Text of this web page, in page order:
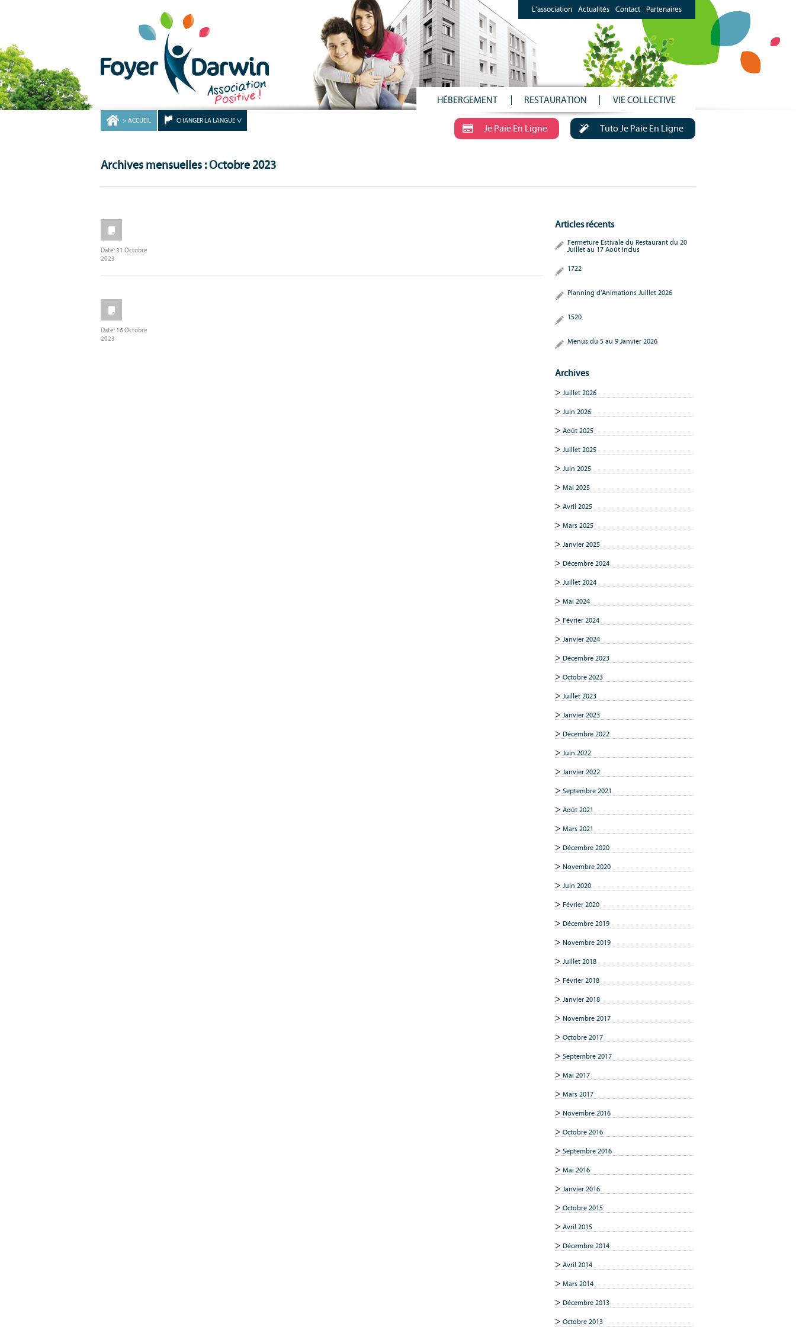
HÉBERGEMENT RESTAURATION VIE COLLECTIVE
L’association Actualités Contact Partenaires
ACCUEIL CHANGER LA LANGUE
Je Paie En Ligne Tuto Je Paie En Ligne
Archives mensuelles : Octobre 2023
Date:31 Octobre
2023
Date: 16 Octobre
2023
Articles récents
Fermeture Estivale du Restaurant du 20
Juillet au 17 Août inclus
1722
Planning d’Animations Juillet 2026
1520
Menus du 5 au 9 Janvier 2026
Archives
Juillet 2026
Juin 2026
Août 2025
Juillet 2025
Juin 2025
Mai 2025
Avril 2025
Mars 2025
Janvier 2025
Décembre 2024
Juillet 2024
Mai 2024
Février 2024
Janvier 2024
Décembre 2023
Octobre 2023
Juillet 2023
Janvier 2023
Décembre 2022
Juin 2022
Janvier 2022
Septembre 2021
Août 2021
Mars 2021
Décembre 2020
Novembre 2020
Juin 2020
Février 2020
Décembre 2019
Novembre 2019
Juillet 2018
Février 2018
Janvier 2018
Novembre 2017
Octobre 2017
Septembre 2017
Mai 2017
Mars 2017
Novembre 2016
Octobre 2016
Septembre 2016
Mai 2016
Janvier 2016
Octobre 2015
Avril 2015
Décembre 2014
Avril 2014
Mars 2014
Décembre 2013
Octobre 2013